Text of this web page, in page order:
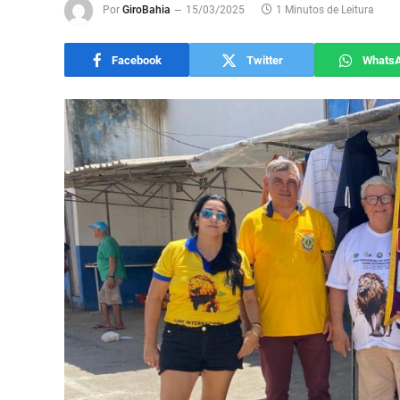
Por GiroBahia 15/03/2025 1 Minutos de Leitura
Facebook Twitter